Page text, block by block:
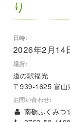
り
日時:
2026年2月14
場所:
道の駅福光
〒939-1625 富山
お問い合わせ:
南砺ふくみつ